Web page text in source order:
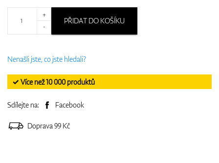
+
-
PŘIDAT DO KOŠÍKU
Nenašli jste, co jste hledali?
✓ Více než 10 000 produktů
Sdílejte na: Facebook
Doprava 99 Kč